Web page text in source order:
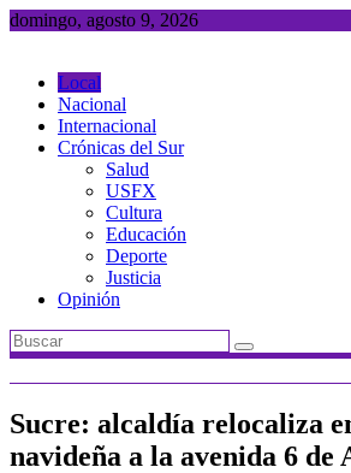
Saltar
domingo, agosto 9, 2026
Local
Nacional
Internacional
Crónicas del Sur
Salud
USFX
Cultura
Educación
Deporte
Justicia
Opinión
Sucre: alcaldía relocaliza
navideña a la avenida 6 de